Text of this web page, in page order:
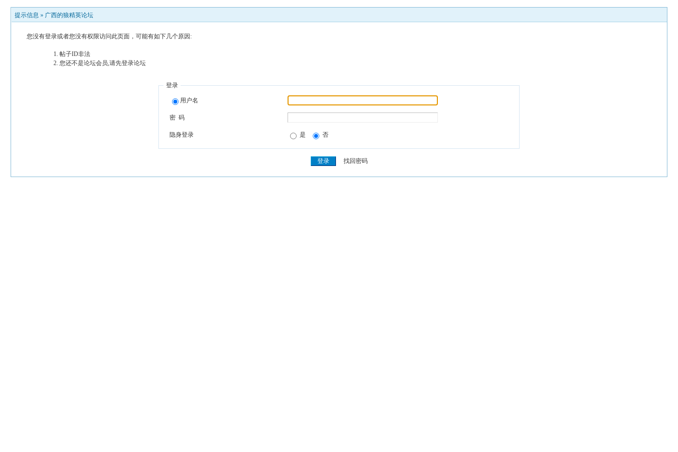
提示信息 » 广西的狼精英论坛
您没有登录或者您没有权限访问此页面，可能有如下几个原因:
帖子ID非法
您还不是论坛会员,请先登录论坛
登录
用户名
密 码
隐身登录 是 否
找回密码